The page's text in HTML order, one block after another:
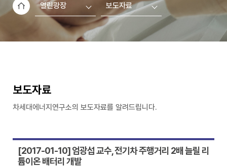
열린광장 보도자료
보도자료
차세대에너지연구소의 보도자료를 알려드립니다.
[2017-01-10] 엄광섭 교수, 전기차 주행거리 2배 늘릴 리
튬이온 배터리 개발